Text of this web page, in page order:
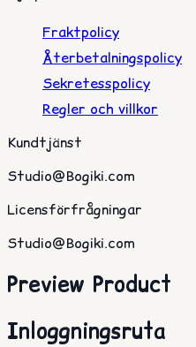
Fraktpolicy
Återbetalningspolicy
Sekretesspolicy
Regler och villkor
Kundtjänst
Studio@Bogiki.com
Licensförfrågningar
Studio@Bogiki.com
Preview Product
Inloggningsruta